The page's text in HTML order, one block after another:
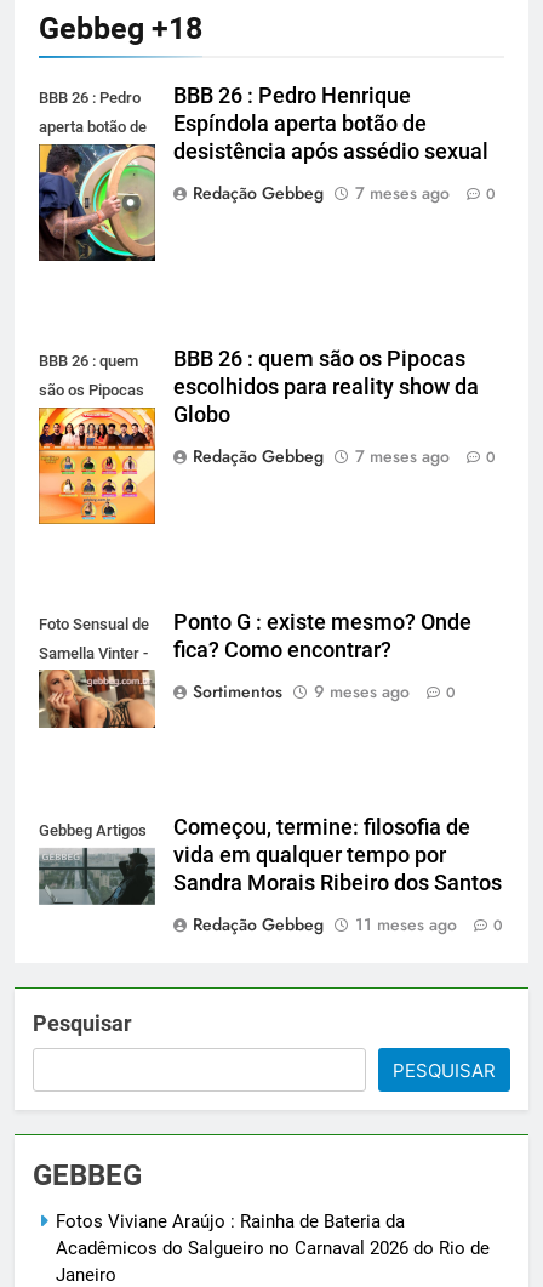
Gebbeg +18
BBB 26 : Pedro
aperta botão de
desistência
após assédio
sexual
BBB 26 : Pedro Henrique
Espíndola aperta botão de
desistência após assédio sexual
Redação Gebbeg
7 meses ago 0
BBB 26 : quem
são os Pipocas
escolhidos para
reality show da
Globo
BBB 26 : quem são os Pipocas
escolhidos para reality show da
Globo
Redação Gebbeg
7 meses ago 0
Foto Sensual de
Samella Vinter -
gebbeg.com.br
Ponto G : existe mesmo? Onde
fica? Como encontrar?
Sortimentos
9 meses ago 0
Gebbeg Artigos
Começou, termine: filosofia de
vida em qualquer tempo por
Sandra Morais Ribeiro dos Santos
Redação Gebbeg
11 meses ago 0
Pesquisar
PESQUISAR
GEBBEG
Fotos Viviane Araújo : Rainha de Bateria da
Acadêmicos do Salgueiro no Carnaval 2026 do Rio de
Janeiro